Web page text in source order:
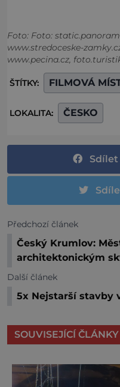
Foto: Foto:
www.stredoceske-
www.pecina.cz,
ŠTÍTKY: FILMOVÁ
LOKALITA: ČESKO
Sdílet
Předchozí článek
Český Krumlov:
architektonickým
Další článek
5x Nejstarší stavby
SOUVISEJÍCÍ ČLÁNKY